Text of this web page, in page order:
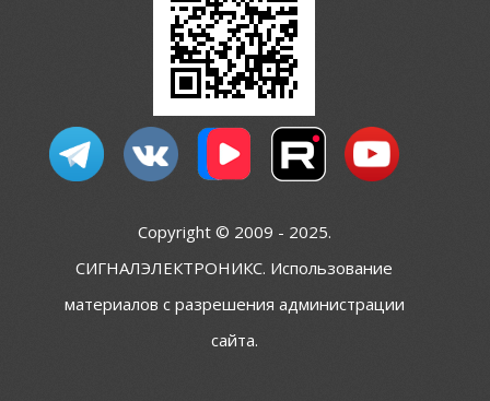
Copyright © 2009 - 2025.
СИГНАЛЭЛЕКТРОНИКС. Использование
материалов с разрешения администрации
сайта.